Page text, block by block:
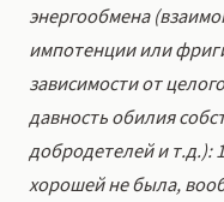
энергообмена
импотенции или
зависимости от
давность обилия
добродетелей и т.д.):
хорошей не была,